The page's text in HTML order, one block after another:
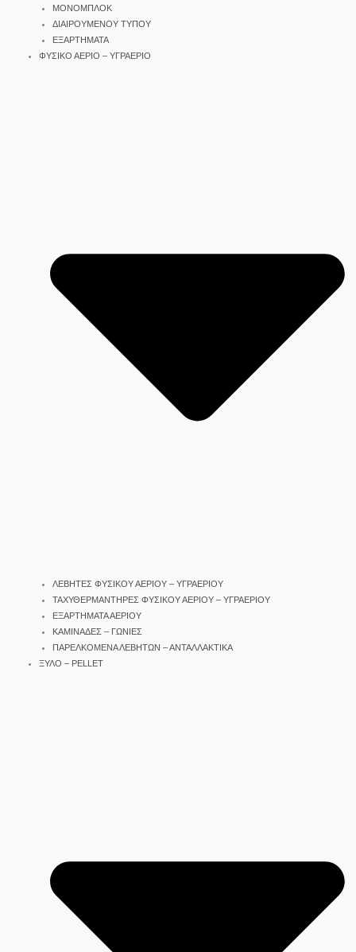
ΜΟΝΟΜΠΛΟΚ
ΔΙΑΙΡΟΥΜΕΝΟΥ ΤΥΠΟΥ
ΕΞΑΡΤΗΜΑΤΑ
ΦΥΣΙΚΟ ΑΕΡΙΟ – ΥΓΡΑΕΡΙΟ
ΛΕΒΗΤΕΣ ΦΥΣΙΚΟΥ ΑΕΡΙΟΥ – ΥΓΡΑΕΡΙΟΥ
ΤΑΧΥΘΕΡΜΑΝΤΗΡΕΣ ΦΥΣΙΚΟΥ ΑΕΡΙΟΥ – ΥΓΡΑΕΡΙΟΥ
ΕΞΑΡΤΗΜΑΤΑ ΑΕΡΙΟΥ
ΚΑΜΙΝΑΔΕΣ – ΓΩΝΙΕΣ
ΠΑΡΕΛΚΟΜΕΝΑ ΛΕΒΗΤΩΝ – ΑΝΤΑΛΛΑΚΤΙΚΑ
ΞΥΛΟ – PELLET